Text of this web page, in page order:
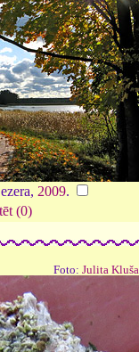
2009.
(0)
Foto: Julita Kluša